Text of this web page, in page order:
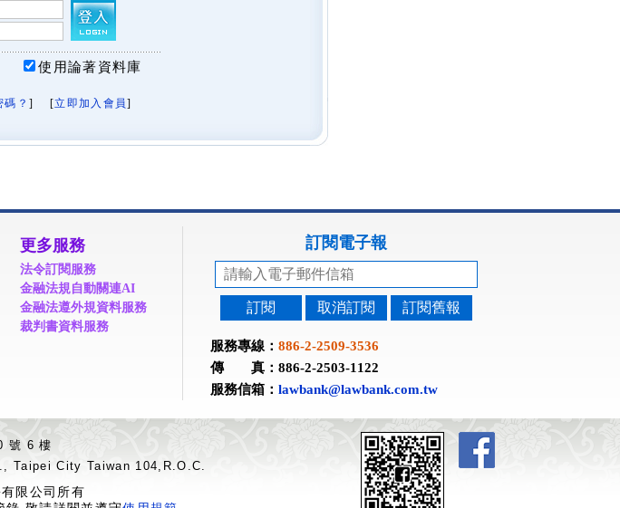
使用論著資料庫
碼？ ] [立即加入會員]
更多服務
法令訂閱服務
金融法規自動關連AI
金融法遵外規資料服務
裁判書資料服務
訂閱電子報
訂閱 取消訂閱 訂閱舊報
服務專線： 886-2-2509-3536
傳 真：886-2-2503-1122
服務信箱： lawbank@lawbank.com.tw
號 6 樓
Taipei City Taiwan 104,R.O.C.
限公司所有